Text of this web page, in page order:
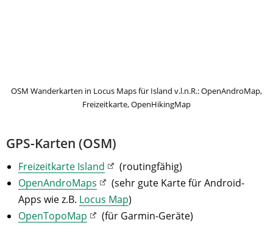
OSM Wanderkarten in Locus Maps für Island v.l.n.R.: OpenAndroMap,
Freizeitkarte, OpenHikingMap
GPS-Karten (OSM)
Freizeitkarte Island
(routingfähig)
OpenAndroMaps
(sehr gute Karte für Android-
Apps wie z.B. Locus Map)
OpenTopoMap
(für Garmin-Geräte)